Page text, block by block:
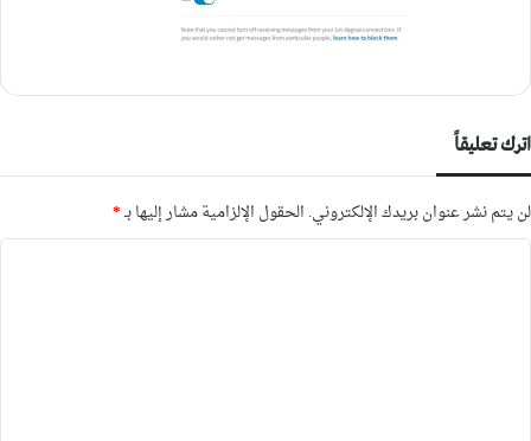
اترك تعليقاً
لن يتم نشر عنوان بريدك الإلكتروني. الحقول الإلزامية مشار إليها بـ*